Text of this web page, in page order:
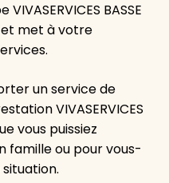
BASSE
et met à votre
un service de
VIVASERVICES
vous puissiez
famille ou pour vous-